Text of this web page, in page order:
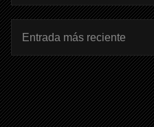
Entrada más reciente